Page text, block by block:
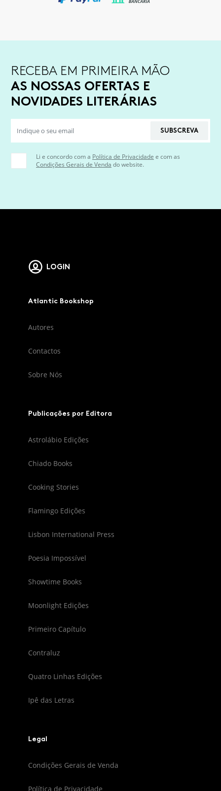
RECEBA EM PRIMEIRA MÃO
AS NOSSAS OFERTAS E
NOVIDADES LITERÁRIAS
SUBSCREVA
Li e concordo com a Política de Privacidade e com as
Condições Gerais de Venda do website.
LOGIN
Atlantic Bookshop
Autores
Contactos
Sobre Nós
Publicações por Editora
Astrolábio Edições
Chiado Books
Cooking Stories
Flamingo Edições
Lisbon International Press
Poesia Impossível
Showtime Books
Moonlight Edições
Primeiro Capítulo
Contraluz
Quatro Linhas Edições
Ipê das Letras
Legal
Condições Gerais de Venda
Política de Privacidade